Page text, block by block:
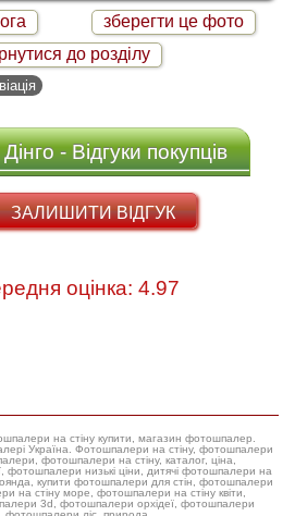
зберегти це фото
до розділу
- Відгуки покупців
ЗАЛИШИТИ ВІДГУК
31 Середня оцінка: 4.97
на стіну купити, магазин фотошпалер.
Україна. Фотошпалери на стіну, фотошпалери
фотошпалери на стіну, каталог, ціна,
низькі ціни, дитячі фотошпалери на
купити фотошпалери для стін, фотошпалери
на стіну море, фотошпалери на стіну квіти,
3d, фотошпалери орхідеї, фотошпалери